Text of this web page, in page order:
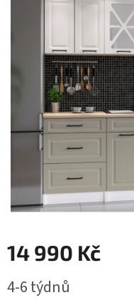
hvězdiček.
14 990 Kč
cena:
4-6 týdnů